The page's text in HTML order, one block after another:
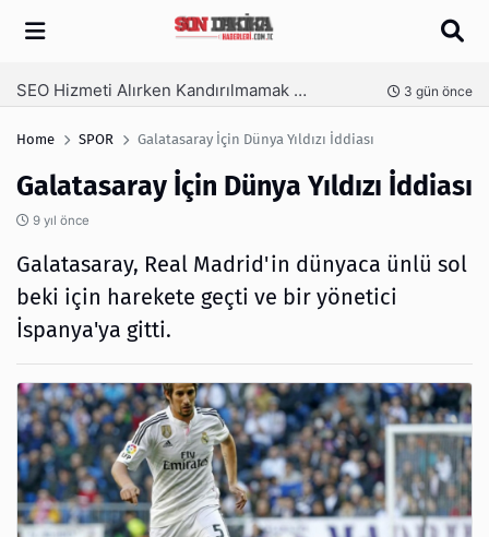
Arama
İzmir Tente ve İzmir Pergola Sistemleri ile Açık Alanlarınızı Dört Mevsim Kullanın 5 gün önce
Home SPOR Galatasaray İçin Dünya Yıldızı İddiası
Galatasaray İçin Dünya Yıldızı İddiası
9 yıl önce
Galatasaray, Real Madrid'in dünyaca ünlü sol
beki için harekete geçti ve bir yönetici
İspanya'ya gitti.